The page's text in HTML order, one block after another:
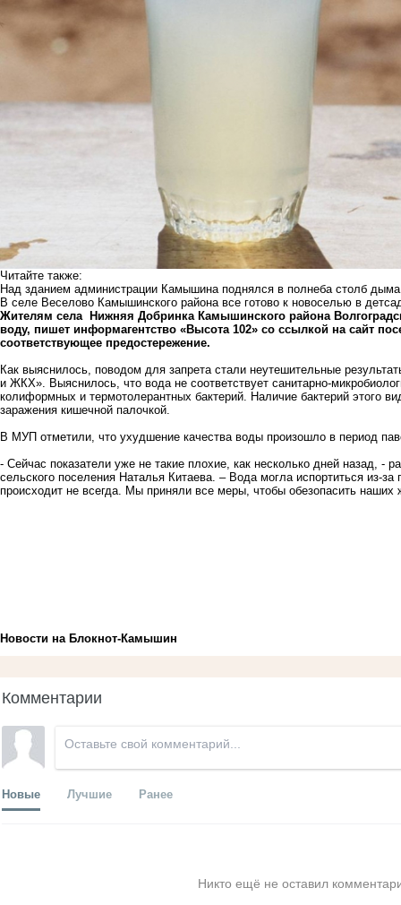
Читайте также:
Над зданием администрации Камышина поднялся в полнеба столб дыма
В селе Веселово Камышинского района все готово к новоселью в
Жителям села Нижняя Добринка Камышинского района
воду, пишет информагентство «Высота 102» со ссылкой на сайт
соответствующее предостережение.
Как выяснилось, поводом для запрета стали неутешительные
и ЖКХ». Выяснилось, что вода не соответствует санитарно-
колиформных и термотолерантных бактерий. Наличие бактерий этого
заражения кишечной палочкой.
В МУП отметили, что ухудшение качества воды произошло в период
- Сейчас показатели уже не такие плохие, как несколько дней назад, -
сельского поселения Наталья Китаева. – Вода могла испортиться из-
происходит не всегда. Мы приняли все меры, чтобы обезопасить
Новости на Блoкнoт-Камышин
Комментарии
Новые Лучшие Ранее
Никто ещё не оставил